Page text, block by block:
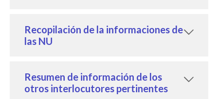
Recopilación de la informaciones de
las NU
Resumen de información de los
otros interlocutores pertinentes